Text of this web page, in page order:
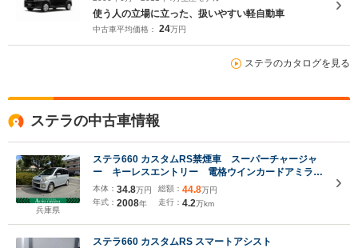
使う人の立場に立った、扱いやすい軽自動車
中古車平均価格： 24万円
ステラのカタログを見る
ステラの中古車情報
兵庫県
ステラ660 カスタムRS禁煙車 スーパーチャージャ
ー キーレスエントリー 電格ウインカードアミラ
ー アルミホイール CDデッキ
本体： 34.8万円
年式： 2008年
総額： 44.8万円
走行： 4.2万km
ステラ660 カスタムRS スマートアシスト